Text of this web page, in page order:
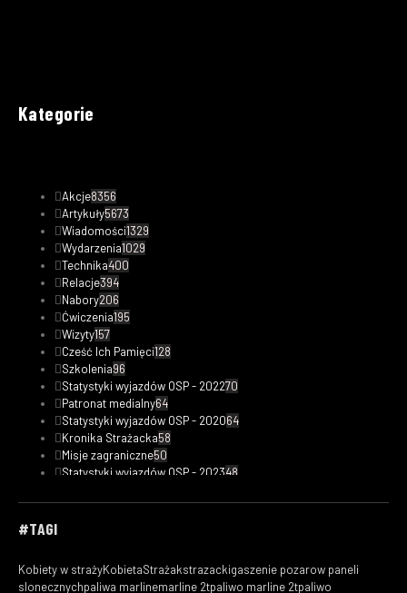
Kategorie
Akcje8356
Artykuły5673
Wiadomości1329
Wydarzenia1029
Technika400
Relacje394
Nabory206
Ćwiczenia195
Wizyty157
Cześć Ich Pamięci128
Szkolenia96
Statystyki wyjazdów OSP - 202270
Patronat medialny64
Statystyki wyjazdów OSP - 202064
Kronika Strażacka58
Misje zagraniczne50
Statystyki wyjazdów OSP - 202348
Fotorelacje33
Statystyki wyjazdów OSP - 201918
#TAGI
Kobiety w strażyKobietaStrażakstrazackigaszenie pozarow paneli
slonecznychpaliwa marlinemarline 2tpaliwo marline 2tpaliwo